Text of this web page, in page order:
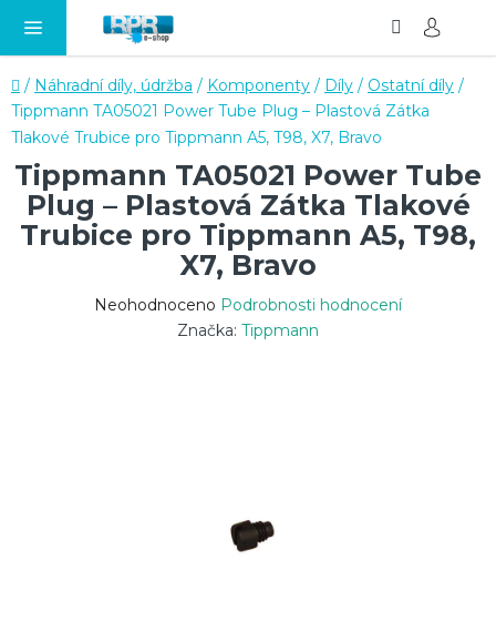
Domů
/ Náhradní díly, údržba / Komponenty / Díly / Ostatní díly /
Tippmann TA05021 Power Tube Plug – Plastová Zátka
Tlakové Trubice pro Tippmann A5, T98, X7, Bravo
Tippmann TA05021 Power Tube
Plug – Plastová Zátka Tlakové
Trubice pro Tippmann A5, T98,
X7, Bravo
Průměrné
Neohodnoceno Podrobnosti hodnocení
Značka: Tippmann